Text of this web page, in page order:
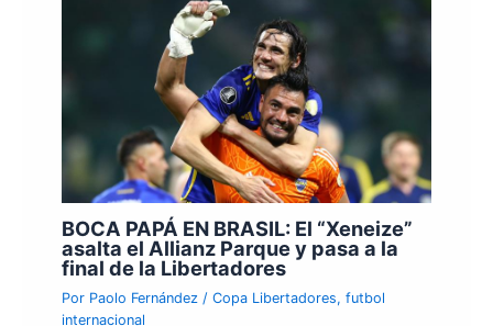
BOCA PAPÁ EN BRASIL: El “Xeneize”
asalta el Allianz Parque y pasa a la
final de la Libertadores
Por Paolo Fernández/Copa Libertadores,futbol
internacional